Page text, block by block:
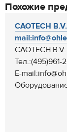
Похожие
CAOTECH
CAOTECH B.V.
Тел.:(495)961-
E-